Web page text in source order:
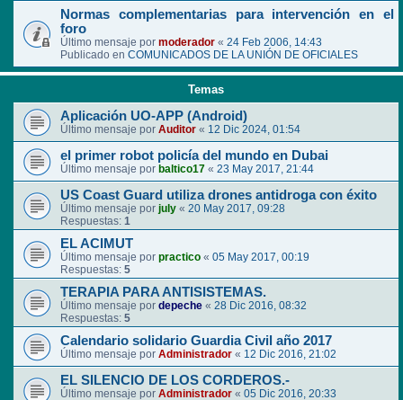
Normas complementarias para intervención en el
foro
Último mensaje por moderador « 24 Feb 2006, 14:43
Publicado en COMUNICADOS DE LA UNIÓN DE OFICIALES
Temas
Aplicación UO-APP (Android)
Último mensaje por Auditor « 12 Dic 2024, 01:54
el primer robot policía del mundo en Dubai
Último mensaje por baltico17 « 23 May 2017, 21:44
US Coast Guard utiliza drones antidroga con éxito
Último mensaje por july « 20 May 2017, 09:28
Respuestas: 1
EL ACIMUT
Último mensaje por practico « 05 May 2017, 00:19
Respuestas: 5
TERAPIA PARA ANTISISTEMAS.
Último mensaje por depeche « 28 Dic 2016, 08:32
Respuestas: 5
Calendario solidario Guardia Civil año 2017
Último mensaje por Administrador « 12 Dic 2016, 21:02
EL SILENCIO DE LOS CORDEROS.-
Último mensaje por Administrador « 05 Dic 2016, 20:33